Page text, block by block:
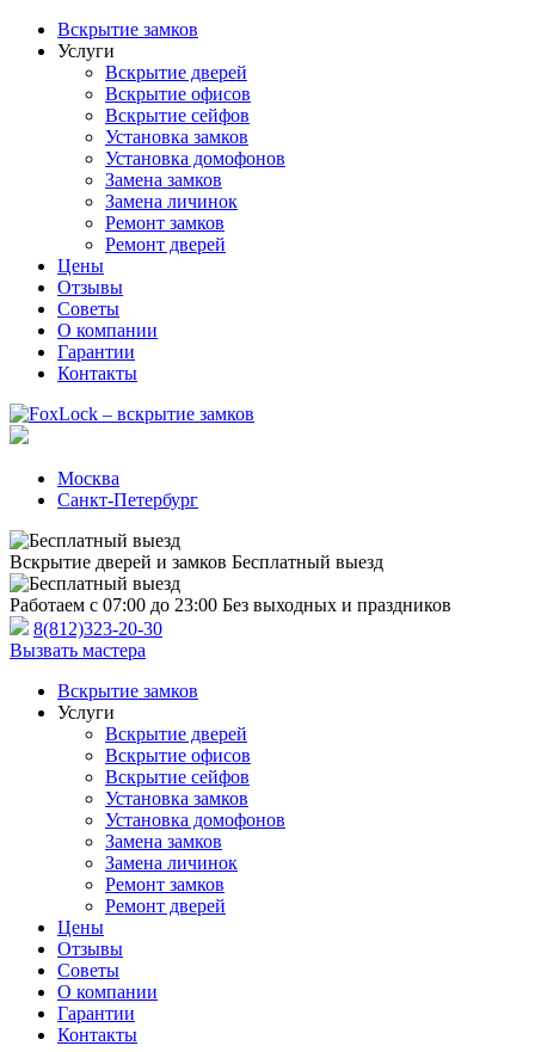
Вскрытие замков
Услуги
Вскрытие дверей
Вскрытие офисов
Вскрытие сейфов
Установка замков
Установка домофонов
Замена замков
Замена личинок
Ремонт замков
Ремонт дверей
Цены
Отзывы
Советы
О компании
Гарантии
Контакты
Москва
Санкт-Петербург
Вскрытие дверей и замков Бесплатный выезд
Работаем с 07:00 до 23:00 Без выходных и праздников
8(812)323-20-30
Вызвать мастера
Вскрытие замков
Услуги
Вскрытие дверей
Вскрытие офисов
Вскрытие сейфов
Установка замков
Установка домофонов
Замена замков
Замена личинок
Ремонт замков
Ремонт дверей
Цены
Отзывы
Советы
О компании
Гарантии
Контакты